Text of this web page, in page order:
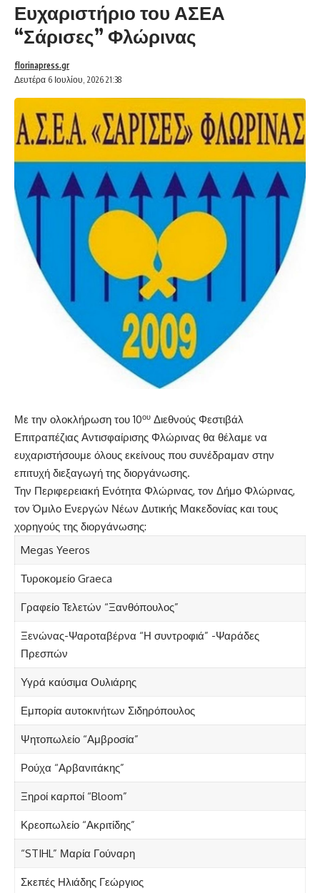
Ευχαριστήριο του ΑΣΕΑ
“Σάρισες” Φλώρινας
Δευτέρα 6 Ιουλίου, 2026 21:38
florinapress.gr
Με την ολοκλήρωση του 10ου Διεθνούς Φεστιβάλ
Επιτραπέζιας Αντισφαίρισης Φλώρινας θα θέλαμε να
ευχαριστήσουμε όλους εκείνους που συνέδραμαν στην
επιτυχή διεξαγωγή της διοργάνωσης.
Την Περιφερειακή Ενότητα Φλώρινας, τον Δήμο Φλώρινας,
τον Όμιλο Ενεργών Νέων Δυτικής Μακεδονίας και τους
χορηγούς της διοργάνωσης:
Megas Yeeros
Τυροκομείο Graeca
Γραφείο Τελετών “Ξανθόπουλος”
Ξενώνας-Ψαροταβέρνα “Η συντροφιά” -Ψαράδες
Πρεσπών
Υγρά καύσιμα Ουλιάρης
Εμπορία αυτοκινήτων Σιδηρόπουλος
Ψητοπωλείο “Αμβροσία”
Ρούχα “Αρβανιτάκης”
Ξηροί καρποί “Bloom”
Κρεοπωλείο “Ακριτίδης”
“STIHL” Μαρία Γούναρη
Σκεπές Ηλιάδης Γεώργιος